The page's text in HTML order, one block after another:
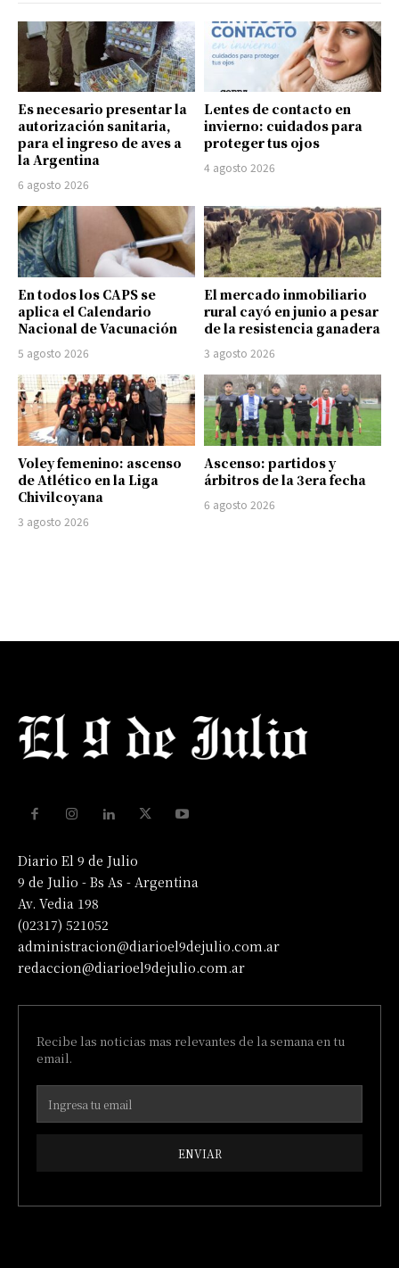
Es necesario presentar la
autorización sanitaria,
para el ingreso de aves a
la Argentina
6 agosto 2026
Lentes de contacto en
invierno: cuidados para
proteger tus ojos
4 agosto 2026
En todos los CAPS se
aplica el Calendario
Nacional de Vacunación
5 agosto 2026
El mercado inmobiliario
rural cayó en junio a pesar
de la resistencia ganadera
3 agosto 2026
Voley femenino: ascenso
de Atlético en la Liga
Chivilcoyana
3 agosto 2026
Ascenso: partidos y
árbitros de la 3era fecha
6 agosto 2026
Diario El 9 de Julio
9 de Julio - Bs As - Argentina
Av. Vedia 198
(02317) 521052
administracion@diarioel9dejulio.com.ar
redaccion@diarioel9dejulio.com.ar
Recibe las noticias mas relevantes de la semana en tu
email.
ENVIAR